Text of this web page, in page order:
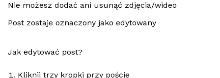
Nie możesz dodać ani usunąć zdjęcia/wideo
Post zostaje oznaczony jako edytowany
Jak edytować post?
Kliknij trzy kropki przy poście